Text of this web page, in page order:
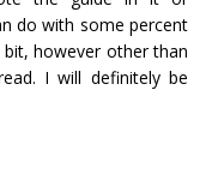
do with some percent
however other than
I will definitely be